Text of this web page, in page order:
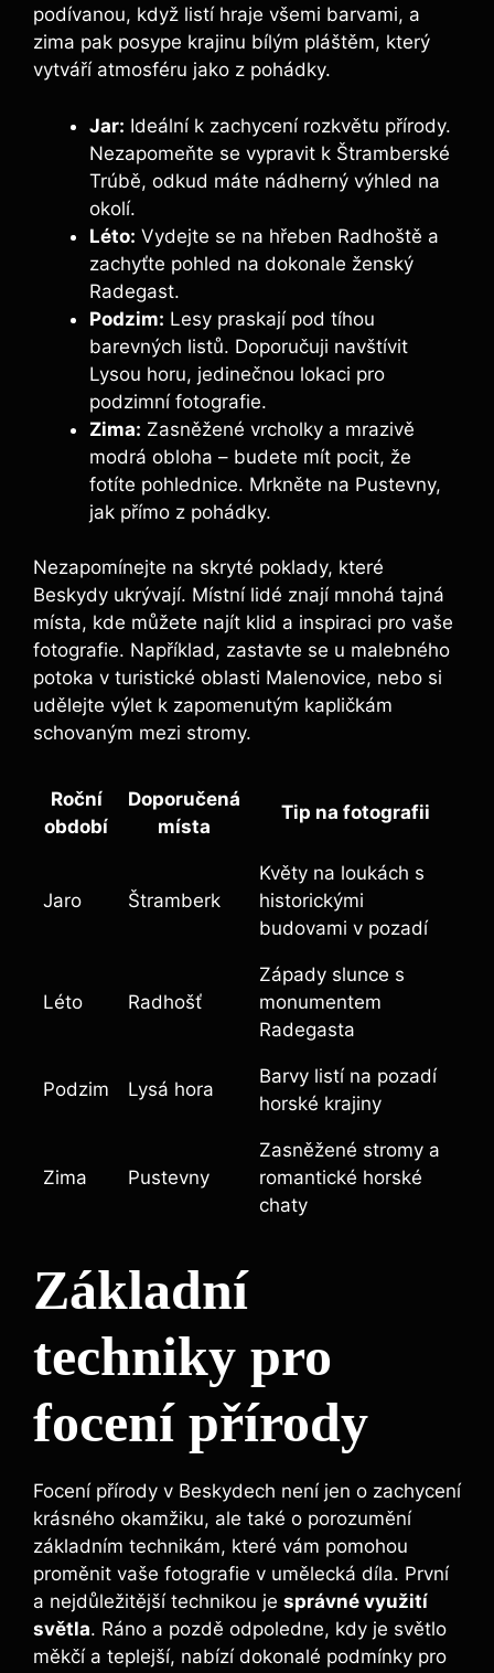
podívanou, když listí hraje všemi barvami, a⁢
zima pak posype ‌krajinu ⁢bílým pláštěm, ‍který⁣
vytváří atmosféru jako z pohádky.
Jar: Ideální k zachycení rozkvětu přírody.
Nezapomeňte ⁤se vypravit k Štramberské
Trúbě, odkud máte nádherný výhled na ​
okolí.
Léto: Vydejte se na hřeben Radhoště a
zachyťte pohled na dokonale⁢ ženský
Radegast.
Podzim: ‌Lesy praskají pod ​tíhou
barevných ⁤listů. Doporučuji navštívit
Lysou horu,​ jedinečnou lokaci pro
‍podzimní fotografie.
Zima: Zasněžené‌ vrcholky a mrazivě‍
modrá obloha – budete⁢ mít pocit, že
fotíte pohlednice. Mrkněte na Pustevny,
jak přímo z pohádky.
Nezapomínejte na skryté poklady, které
Beskydy ukrývají. Místní⁤ lidé znají mnohá tajná
místa, kde můžete najít klid a inspiraci ‍pro ⁤vaše
fotografie.​ Například,​ zastavte se⁣ u malebného
potoka ⁤v turistické oblasti Malenovice, nebo si
udělejte výlet k ⁢zapomenutým kapličkám
schovaným⁢ mezi stromy.
Roční
⁣období
Doporučená‌
místa
Tip na fotografii
Jaro Štramberk
Květy na ⁣loukách s
historickými
⁣budovami v pozadí
Léto Radhošť
Západy slunce s
‍monumentem​
Radegasta
Podzim Lysá ⁣hora
Barvy listí na‍ pozadí
horské krajiny
Zima Pustevny
Zasněžené stromy a
romantické horské
chaty
Základní
techniky pro
focení přírody
Focení‍ přírody v Beskydech ‍není jen o zachycení
krásného​ okamžiku, ale také o porozumění
základním technikám,‍ které vám ​pomohou
proměnit vaše fotografie v umělecká díla. První
a nejdůležitější technikou je správné využití
světla. Ráno ⁣a pozdě ​odpoledne, ⁢kdy je světlo
⁤měkčí a teplejší, nabízí dokonalé podmínky ⁣pro